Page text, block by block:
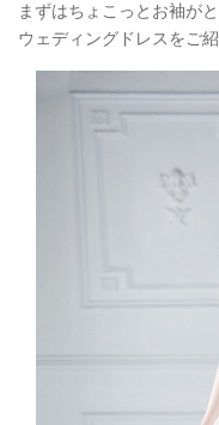
まずはちょこっとお袖が
ウェディングドレスをご